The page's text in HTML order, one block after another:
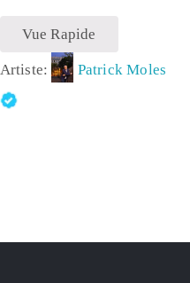
Vue Rapide
Artiste: Patrick Moles